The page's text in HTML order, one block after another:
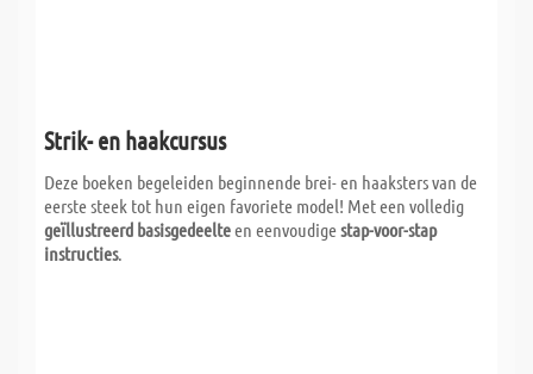
Strik- en haakcursus
Deze boeken begeleiden beginnende brei- en haaksters van de
eerste steek tot hun eigen favoriete model! Met een volledig
geïllustreerd basisgedeelteen eenvoudigestap-voor-stap
instructies.